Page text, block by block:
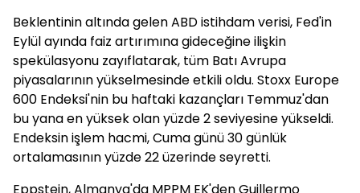
Beklentinin altında gelen ABD istihdam verisi, Fed'in
Eylül ayında faiz artırımına gideceğine ilişkin
spekülasyonu zayıflatarak, tüm Batı Avrupa
piyasalarının yükselmesinde etkili oldu. Stoxx Europe
600 Endeksi'nin bu haftaki kazançları Temmuz'dan
bu yana en yüksek olan yüzde 2 seviyesine yükseldi.
Endeksin işlem hacmi, Cuma günü 30 günlük
ortalamasının yüzde 22 üzerinde seyretti.